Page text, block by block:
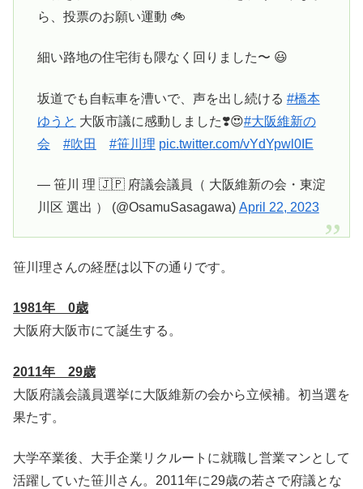
ら、投票のお願い運動 🚲
細い路地の住宅街も隈なく回りました〜 😃
坂道でも自転車を漕いで、声を出し続ける #橋本
ゆうと 大阪市議に感動しました❣️😍#大阪維新の
会
#吹田 #笹川理 pic.twitter.com/vYdYpwl0IE
— 笹川 理 🇯🇵 府議会議員（ 大阪維新の会・東淀
川区 選出 ） (@OsamuSasagawa) April 22, 2023
笹川理さんの経歴は以下の通りです。
1981年 0歳
大阪府大阪市にて誕生する。
2011年 29歳
大阪府議会議員選挙に大阪維新の会から立候補。初当選を
果たす。
大学卒業後、大手企業リクルートに就職し営業マンとして
活躍していた笹川さん。2011年に29歳の若さで府議とな